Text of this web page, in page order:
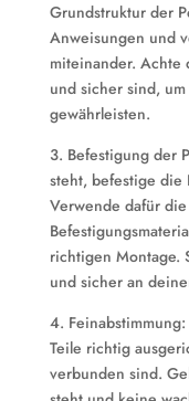
Grundstruktur der
Anweisungen und
miteinander. Achte
und sicher sind,
gewährleisten.
3. Befestigung der
steht, befestige die
Verwende dafür
richtigen Montage.
und sicher an
4.
Teile richtig
verbunden sind.